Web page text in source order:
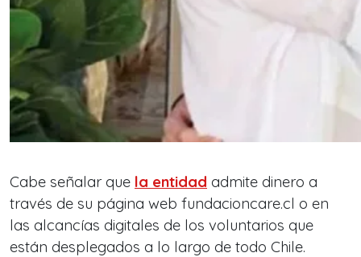
Cabe señalar que la entidad admite dinero a
través de su página web fundacioncare.cl o en
las alcancías digitales de los voluntarios que
están desplegados a lo largo de todo Chile.